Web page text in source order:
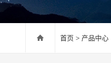
首页 > 产品中心